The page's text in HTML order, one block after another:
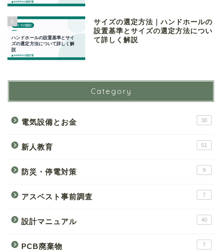
6
サイズの選定方法｜ハンドホールの
設置基準とサイズの選定方法につい
て詳しく解説
Category
電気設備とお金 30
新人教育 51
防災・停電対策 9
アスベスト事前調査 7
設計マニュアル 40
PCB廃棄物 7